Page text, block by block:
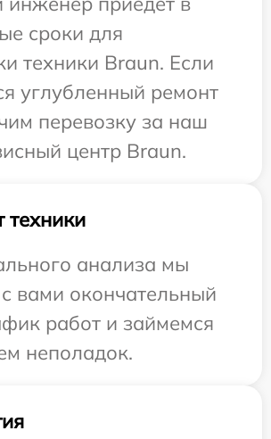
сроки для
техники Braun. Если
углубленный ремонт
перевозку за наш
центр Braun.
техники
анализа мы
вами окончательный
работ и займемся
неполадок.